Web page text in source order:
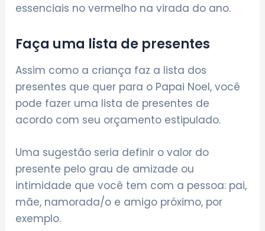
essenciais no vermelho na virada do ano.
Faça uma lista de presentes
Assim como a criança faz a lista dos
presentes que quer para o Papai Noel, você
pode fazer uma lista de presentes de
acordo com seu orçamento estipulado.
Uma sugestão seria definir o valor do
presente pelo grau de amizade ou
intimidade que você tem com a pessoa: pai,
mãe, namorada/o e amigo próximo, por
exemplo.